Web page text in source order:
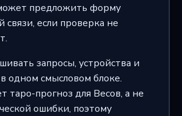
предложить форму
связи, если проверка не
запросы, устройства и
одном смысловом блоке.
таро-прогноз для Весов, а не
ошибки, поэтому